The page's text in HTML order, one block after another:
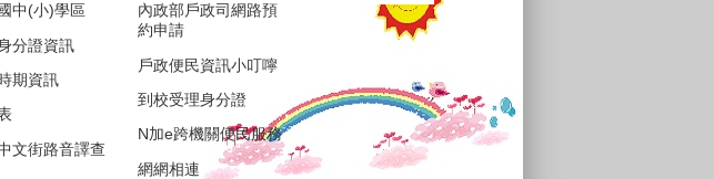
中(小)學區
分證資訊
期資訊
文街路音譯查
內政部戶政司網路預
約申請
戶政便民資訊小叮嚀
到校受理身分證
N加e跨機關便民服務
網網相連